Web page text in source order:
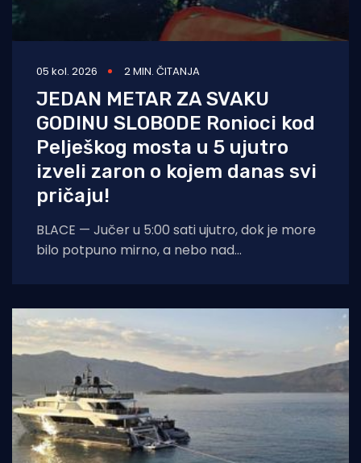
05 kol. 2026 2 MIN. ČITANJA
JEDAN METAR ZA SVAKU
GODINU SLOBODE Ronioci kod
Pelješkog mosta u 5 ujutro
izveli zaron o kojem danas svi
pričaju!
BLACE — Jučer u 5:00 sati ujutro, dok je more
bilo potpuno mirno, a nebo nad